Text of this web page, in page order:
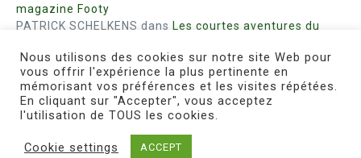
magazine Footy
PATRICK SCHELKENS dans Les courtes aventures du
Bohn fabiennedans Intrigues sanglantes à Mulhouse
Steph. RUTA dansLust for Nice
MIRMANDdansPieds agiles et champignons
Copyright © 2026 Le Footichiste | Réalisé par
Nous utilisons des cookies sur notre site Web pour
vous offrir l'expérience la plus pertinente en
mémorisant vos préférences et les visites répétées.
En cliquant sur "Accepter", vous acceptez
l'utilisation de TOUS les cookies.
Cookie settings ACCEPT